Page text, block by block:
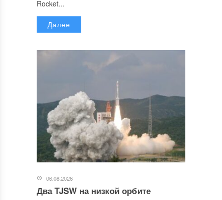
Rocket...
Далее
06.08.2026
Два TJSW на низкой орбите